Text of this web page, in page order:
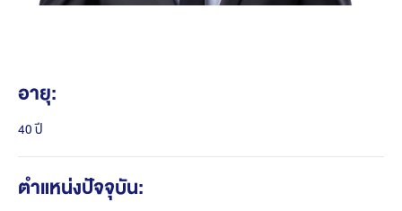
อายุ:
40 ปี
ตำแหน่งปัจจุบัน: